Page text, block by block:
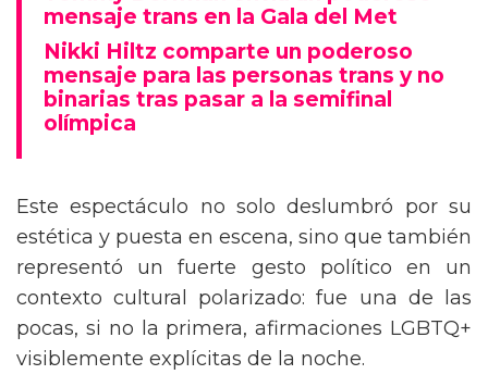
mensaje trans en la Gala del Met
Nikki Hiltz comparte un poderoso
mensaje para las personas trans y no
binarias tras pasar a la semifinal
olímpica
Este espectáculo no solo deslumbró por su
estética y puesta en escena, sino que también
representó un fuerte gesto político en un
contexto cultural polarizado: fue una de las
pocas, si no la primera, afirmaciones LGBTQ+
visiblemente explícitas de la noche.